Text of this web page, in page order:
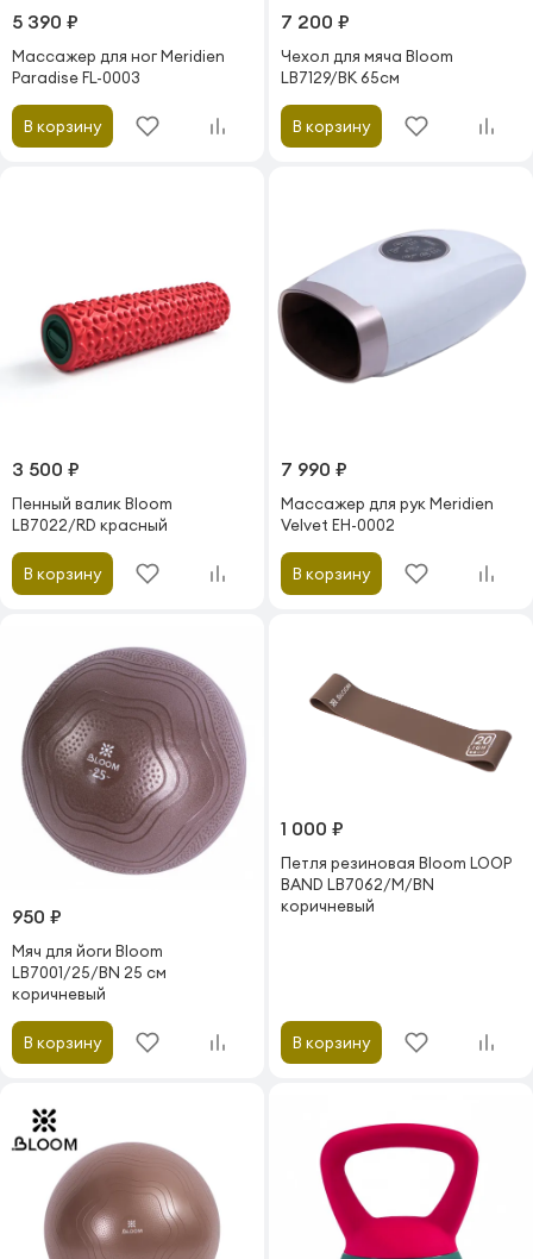
5 390 ₽
Массажер для ног Meridien
Paradise FL-0003
В корзину
7 200 ₽
Чехол для мяча Bloom
LB7129/BK 65см
В корзину
3 500 ₽
Пенный валик Bloom
LB7022/RD красный
В корзину
7 990 ₽
Массажер для рук Meridien
Velvet EH-0002
В корзину
950 ₽
Мяч для йоги Bloom
LB7001/25/BN 25 см
коричневый
В корзину
1 000 ₽
Петля резиновая Bloom LOOP
BAND LB7062/M/BN
коричневый
В корзину